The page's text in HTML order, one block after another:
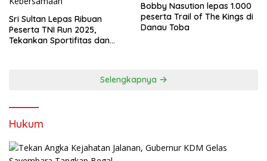
Sri Sultan Lepas Ribuan
Peserta TNI Run 2025,
Tekankan Sportifitas dan
Bobby Nasution lepas 1.000
peserta Trail of The Kings di
Danau Toba
Selengkapnya
Hukum